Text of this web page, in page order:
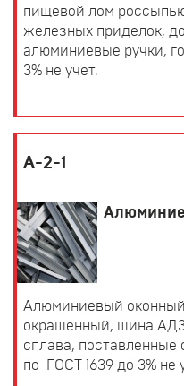
пищевой лом
железных приделок,
алюминиевые ручки,
3% не учет.
А-2-1
Алюминиевый
окрашенный, шина
сплава, поставленные
по ГОСТ 1639 до 3% не